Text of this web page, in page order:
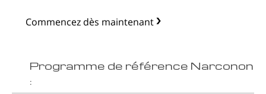
Commencez dès maintenant
Programme de référence Narconon
: